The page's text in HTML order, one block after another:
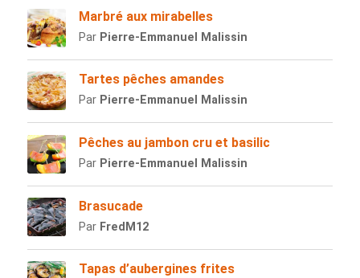
Marbré aux mirabelles
Par Pierre-Emmanuel Malissin
Tartes pêches amandes
Par Pierre-Emmanuel Malissin
Pêches au jambon cru et basilic
Par Pierre-Emmanuel Malissin
Brasucade
Par FredM12
Tapas d’aubergines frites